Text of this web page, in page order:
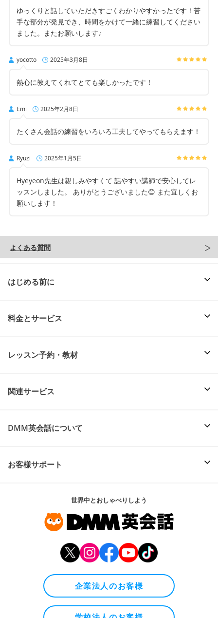
ゆっくりと話していただきすごくわかりやすかったです！苦
手な部分が発見でき、時間をかけて一緒に練習してください
ました。またお願いします♪
yocotto 2025年3月8日
熱心に教えてくれてとても楽しかったです！
Emi 2025年2月8日
たくさん会話の練習をいろいろ工夫してやってもらえます！
Ryuzi 2025年1月5日
Hyeyeon先生は親しみやすくて 話やすい講師で安心してレ
ッスンしました。 ありがとうございました😊 また宜しくお
願いします！
よくある質問
はじめる前に
料金とサービス
レッスン予約・教材
関連サービス
DMM英会話について
お客様サポート
世界中とおしゃべりしよう
企業法人のお客様